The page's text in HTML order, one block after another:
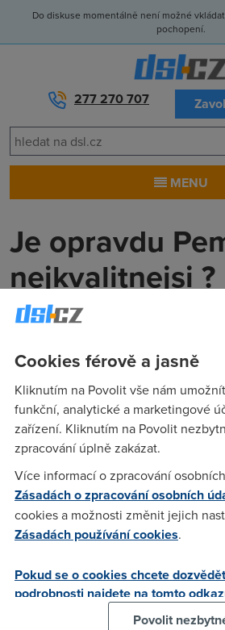
Do diskuse momentálně není možné
pochopení.
277 270 707
MENU
Je opravdu
nejkvalitnejsi ?
Jindra(17.2.2004 13:23:08)
se da. Nechci nejlevnejsi pripojeni,
nejkvalitnejsi. Par korun rozdilu fakt
ne nemerena data. Na Pemac jsem
kladne reference a navic se i
Pokud mi tedy pujde jen o kvalitu, je
konektivity GTS, ci nekoho jineho
Saper(17.2.2004 15:20:04)
Kdybych mohl bez nebezpeci zmenit
Pemacu,nepatri sice mezi
radi k tem spolehlivejsim.
Cookies férově a jasně
Kliknutím na Povolit vše nám
funkční, analytické a marketingové
zařízení. Kliknutím na Povolit
zpracování úplně zakázat.
Více informací o zpracování
Zásadách o zpracování osobních
cookies a možnosti změnit jejich
Zásadách používání cookies.
Pokud se o cookies chcete
podrobnosti najdete na tomto
Povolit